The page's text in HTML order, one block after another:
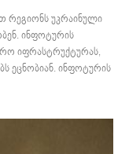
რეგიონს უკრაინული
ინფოტურის
იფრასტრუქტურას,
ეცნობიან. ინფოტურის